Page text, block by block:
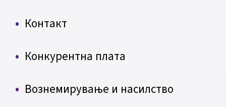
Контакт
Конкурентна плата
Вознемирување и насилство